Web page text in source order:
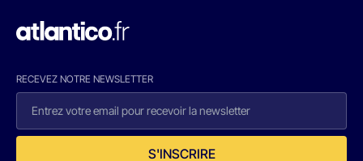
RECEVEZ NOTRE NEWSLETTER
S'INSCRIRE